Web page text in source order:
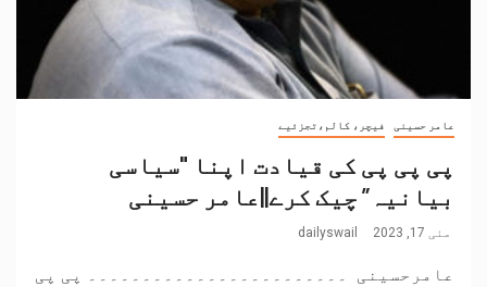
عامر حسینی فیچر، کالم،تجزئیے
پی پی پی کی قیادت اپنا "سیاسی
بیانیہ” چیک کرے||عامر حسینی
مئی 17, 2023 dailyswail
عامرحسینی ۔۔۔۔۔۔۔۔۔۔۔۔۔۔۔۔۔۔۔۔۔۔۔۔ پی پی